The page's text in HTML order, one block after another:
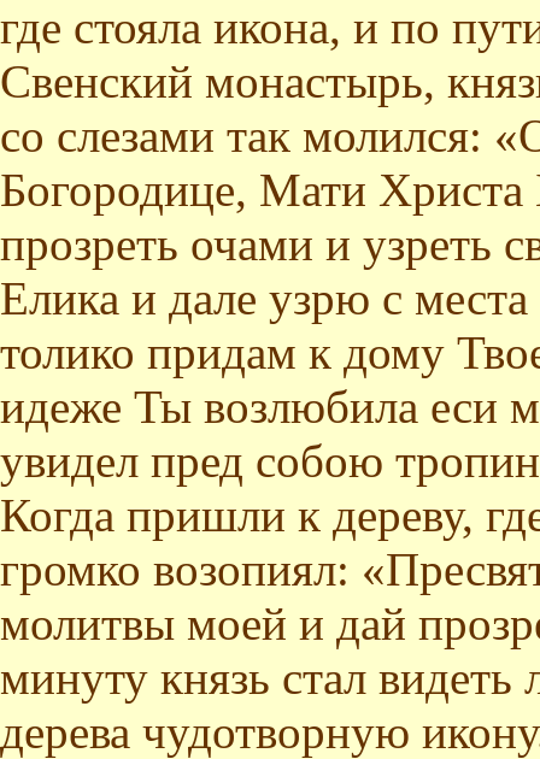
где стояла икона, и по
Свенский монастырь,
со слезами так молился:
Богородице, Мати
прозреть очами и узреть
Елика и дале узрю с
толико придам к дому
идеже Ты возлюбила еси
увидел пред собою
Когда пришли к дереву,
громко возопиял:
молитвы моей и дай
минуту князь стал
дерева чудотворную